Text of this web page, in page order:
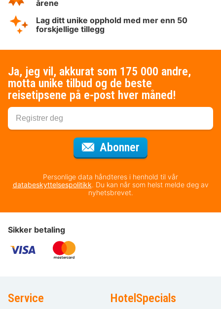
årene
Lag ditt unike opphold med mer enn 50
forskjellige tillegg
Ja, jeg vil, akkurat som 175 000 andre,
motta unike tilbud og de beste
reisetipsene på e-post hver måned!
Abonner
Personlige data håndteres i henhold til vår
databeskyttelsespolitikk. Du kan når som helst melde deg av
nyhetsbrevet.
Sikker betaling
Service HotelSpecials